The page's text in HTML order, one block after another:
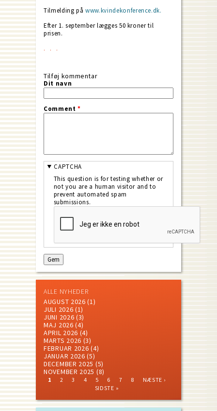
Tilmelding påwww.kvindekonference.dk.
Efter 1. september lægges 50 kroner til
prisen.
Tilføj kommentar
Dit navn
Comment*
CAPTCHA
This question is for testing whether or
not you are a human visitor and to
prevent automated spam
submissions.
ALLE NYHEDER
AUGUST 2026 (1)
JULI 2026 (1)
JUNI 2026 (3)
MAJ 2026 (4)
APRIL 2026 (4)
MARTS 2026 (3)
FEBRUAR 2026 (4)
JANUAR 2026 (5)
DECEMBER 2025 (5)
NOVEMBER 2025 (8)
CURRENT
1 PAGE
2 PAGE
3 PAGE
4 PAGE
5 PAGE
6 PAGE
7 PAGE
8
NEXT
NÆSTE ›
SIDSTE »